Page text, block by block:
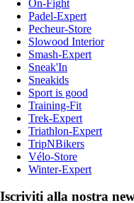
On-Fight
Padel-Expert
Pecheur-Store
Slowood Interior
Smash-Expert
Sneak'In
Sneakids
Sport is good
Training-Fit
Trek-Expert
Triathlon-Expert
TripNBikers
Vélo-Store
Winter-Expert
Iscriviti alla nostra